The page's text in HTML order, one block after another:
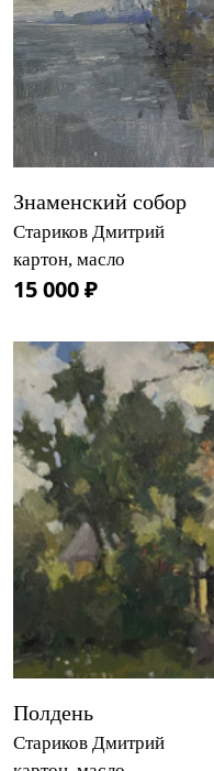
Знаменский собор
Стариков Дмитрий
картон, масло
15 000 ₽
Полдень
Стариков Дмитрий